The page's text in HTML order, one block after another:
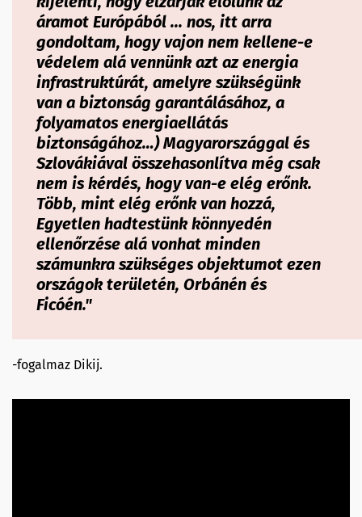
áramot Európából ... nos, itt arra
gondoltam, hogy vajon nem kellene-e
védelem alá vennünk azt az energia
infrastruktúrát, amelyre szükségünk
van a biztonság garantálásához, a
folyamatos energiaellátás
biztonságához…) Magyarországgal és
Szlovákiával összehasonlítva még csak
nem is kérdés, hogy van-e elég erőnk.
Több, mint elég erőnk van hozzá,
Egyetlen hadtestünk könnyedén
ellenőrzése alá vonhat minden
számunkra szükséges objektumot ezen
országok területén, Orbánén és
Ficóén."
-fogalmaz Dikij.